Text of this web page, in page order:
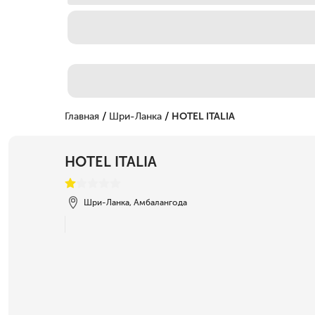
Главная / Шри-Ланка / HOTEL ITALIA
HOTEL ITALIA
Шри-Ланка, Амбалангода